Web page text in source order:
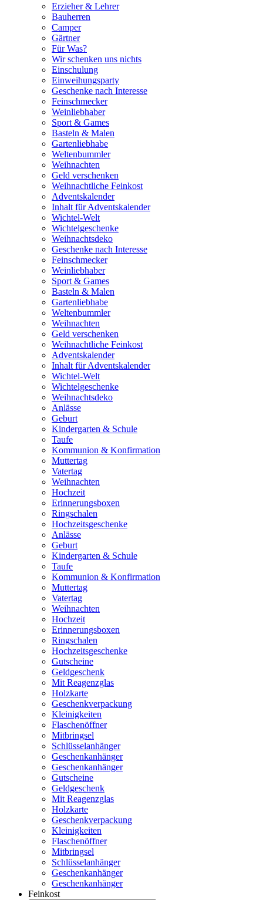
Erzieher & Lehrer
Bauherren
Camper
Gärtner
Für Was?
Wir schenken uns nichts
Einschulung
Einweihungsparty
Geschenke nach Interesse
Feinschmecker
Weinliebhaber
Sport & Games
Basteln & Malen
Gartenliebhabe
Weltenbummler
Weihnachten
Geld verschenken
Weihnachtliche Feinkost
Adventskalender
Inhalt für Adventskalender
Wichtel-Welt
Wichtelgeschenke
Weihnachtsdeko
Geschenke nach Interesse
Feinschmecker
Weinliebhaber
Sport & Games
Basteln & Malen
Gartenliebhabe
Weltenbummler
Weihnachten
Geld verschenken
Weihnachtliche Feinkost
Adventskalender
Inhalt für Adventskalender
Wichtel-Welt
Wichtelgeschenke
Weihnachtsdeko
Anlässe
Geburt
Kindergarten & Schule
Taufe
Kommunion & Konfirmation
Muttertag
Vatertag
Weihnachten
Hochzeit
Erinnerungsboxen
Ringschalen
Hochzeitsgeschenke
Anlässe
Geburt
Kindergarten & Schule
Taufe
Kommunion & Konfirmation
Muttertag
Vatertag
Weihnachten
Hochzeit
Erinnerungsboxen
Ringschalen
Hochzeitsgeschenke
Gutscheine
Geldgeschenk
Mit Reagenzglas
Holzkarte
Geschenkverpackung
Kleinigkeiten
Flaschenöffner
Mitbringsel
Schlüsselanhänger
Geschenkanhänger
Geschenkanhänger
Gutscheine
Geldgeschenk
Mit Reagenzglas
Holzkarte
Geschenkverpackung
Kleinigkeiten
Flaschenöffner
Mitbringsel
Schlüsselanhänger
Geschenkanhänger
Geschenkanhänger
Feinkost